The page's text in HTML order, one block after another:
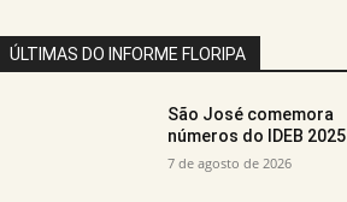
ÚLTIMAS DO INFORME FLORIPA
São José comemora
números do IDEB 2025
7 de agosto de 2026